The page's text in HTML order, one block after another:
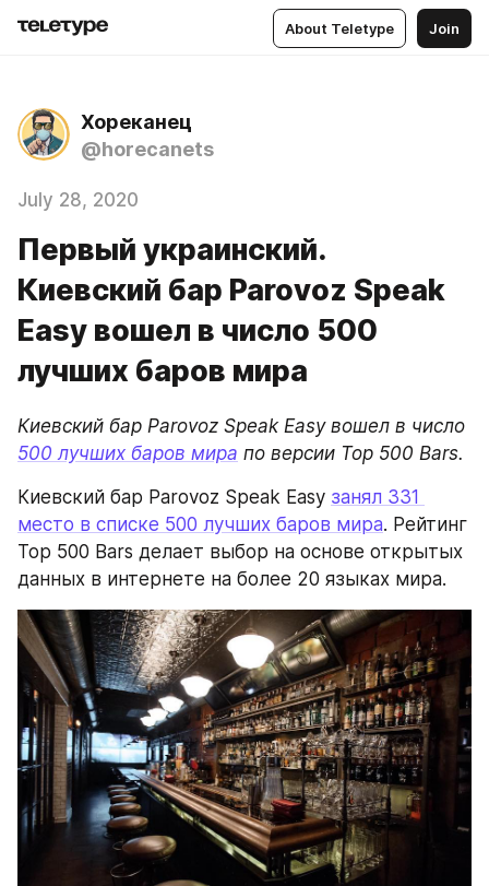
About Teletype Join
Хореканец
@horecanets
July 28, 2020
Первый украинский.
Киевский бар Parovoz Speak
Easy вошел в число 500
лучших баров мира
500 лучших баров мира по версии Top 500 Bars.
Киевский бар Parovoz Speak Easy занял 331
место в списке 500 лучших баров мира. Рейтинг
Top 500 Bars делает выбор на основе открытых
данных в интернете на более 20 языках мира.